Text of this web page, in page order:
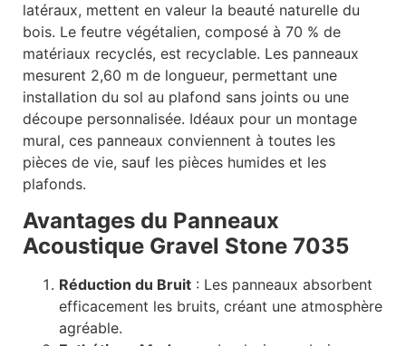
latéraux, mettent en valeur la beauté naturelle du
bois. Le feutre végétalien, composé à 70 % de
matériaux recyclés, est recyclable. Les panneaux
mesurent 2,60 m de longueur, permettant une
installation du sol au plafond sans joints ou une
découpe personnalisée. Idéaux pour un montage
mural, ces panneaux conviennent à toutes les
pièces de vie, sauf les pièces humides et les
plafonds.
Avantages du Panneaux
Acoustique Gravel Stone 7035
Réduction du Bruit : Les panneaux absorbent
efficacement les bruits, créant une atmosphère
agréable.